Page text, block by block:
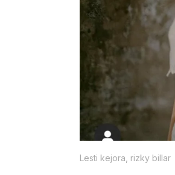
Lesti kejora, rizky billar